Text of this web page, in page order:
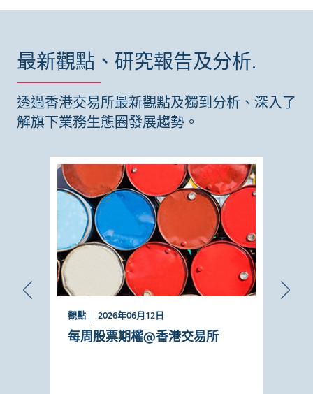
最新觀點、研究報告及分析.
透過香港交易所最新觀點及獨到分析、深入了
解旗下業務生態圈發展趨勢。
觀點 2026年06月12日
每周股票期權@香港交易所